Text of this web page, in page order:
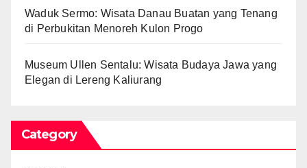
Waduk Sermo: Wisata Danau Buatan yang Tenang
di Perbukitan Menoreh Kulon Progo
Museum Ullen Sentalu: Wisata Budaya Jawa yang
Elegan di Lereng Kaliurang
Category